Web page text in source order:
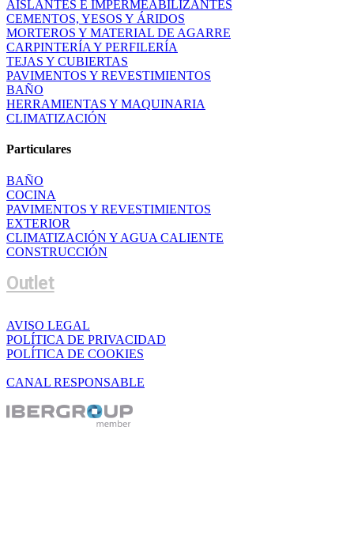
AISLANTES E IMPERMEABILIZANTES
CEMENTOS, YESOS Y ÁRIDOS
MORTEROS Y MATERIAL DE AGARRE
CARPINTERÍA Y PERFILERÍA
TEJAS Y CUBIERTAS
PAVIMENTOS Y REVESTIMIENTOS
BAÑO
HERRAMIENTAS Y MAQUINARIA
CLIMATIZACIÓN
Particulares
BAÑO
COCINA
PAVIMENTOS Y REVESTIMIENTOS
EXTERIOR
CLIMATIZACIÓN Y AGUA CALIENTE
CONSTRUCCIÓN
Outlet
AVISO LEGAL
POLÍTICA DE PRIVACIDAD
POLÍTICA DE COOKIES
CANAL RESPONSABLE